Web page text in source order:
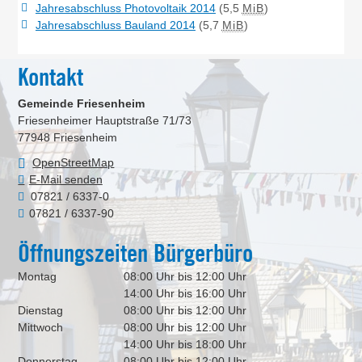
Jahresabschluss Photovoltaik 2014(5,5 MiB)
Jahresabschluss Bauland 2014(5,7 MiB)
Kontakt
Gemeinde Friesenheim
Friesenheimer Hauptstraße 71/73
77948 Friesenheim
OpenStreetMap
E-Mail senden
07821 / 6337-0
07821 / 6337-90
Öffnungszeiten Bürgerbüro
Montag
08:00 Uhr bis 12:00 Uhr
14:00 Uhr bis 16:00 Uhr
Dienstag
08:00 Uhr bis 12:00 Uhr
Mittwoch
08:00 Uhr bis 12:00 Uhr
14:00 Uhr bis 18:00 Uhr